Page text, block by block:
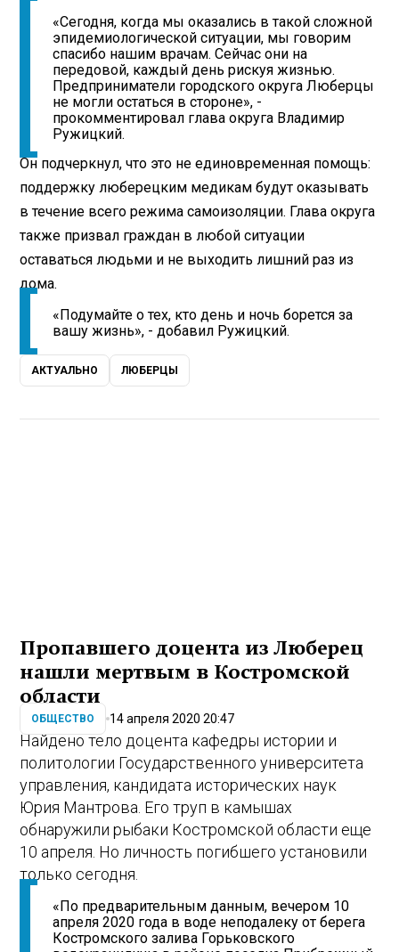
«Сегодня, когда мы оказались в такой сложной
эпидемиологической ситуации, мы говорим
спасибо нашим врачам. Сейчас они на
передовой, каждый день рискуя жизнью.
Предприниматели городского округа Люберцы
не могли остаться в стороне», -
прокомментировал глава округа Владимир
Ружицкий.
Он подчеркнул, что это не единовременная помощь:
поддержку люберецким медикам будут оказывать
в течение всего режима самоизоляции. Глава округа
также призвал граждан в любой ситуации
оставаться людьми и не выходить лишний раз из
дома.
«Подумайте о тех, кто день и ночь борется за
вашу жизнь», - добавил Ружицкий.
АКТУАЛЬНО ЛЮБЕРЦЫ
Пропавшего доцента из Люберец
нашли мертвым в Костромской
области
ОБЩЕСТВО 14 апреля 2020 20:47
Найдено тело доцента кафедры истории и
политологии Государственного университета
управления, кандидата исторических наук
Юрия Мантрова. Его труп в камышах
обнаружили рыбаки Костромской области еще
10 апреля. Но личность погибшего установили
только сегодня.
«По предварительным данным, вечером 10
апреля 2020 года в воде неподалеку от берега
Костромского залива Горьковского